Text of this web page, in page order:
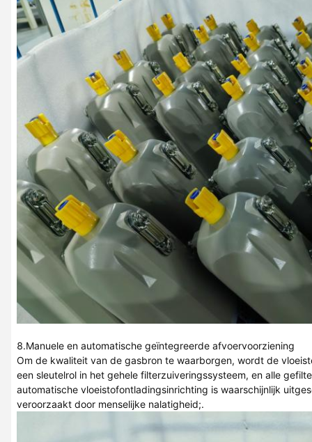
8.Manuele en automatische geïntegreerde afvoervoorziening
Om de kwaliteit van de gasbron te waarborgen, wordt de
een sleutelrol in het gehele filterzuiveringssysteem, en alle
automatische vloeistofontladingsinrichting is waarschijnlijk
veroorzaakt door menselijke nalatigheid;.